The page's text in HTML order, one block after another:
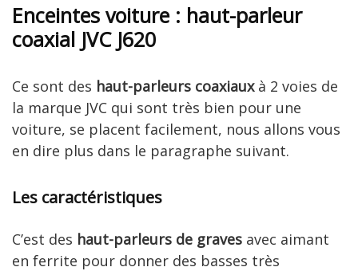
Enceintes voiture : haut-parleur
coaxial JVC J620
Ce sont des haut-parleurs coaxiauxà 2 voies de
la marque JVC qui sont très bien pour une
voiture, se placent facilement, nous allons vous
en dire plus dans le paragraphe suivant.
Les caractéristiques
C’est des haut-parleurs de graves avec aimant
en ferrite pour donner des basses très